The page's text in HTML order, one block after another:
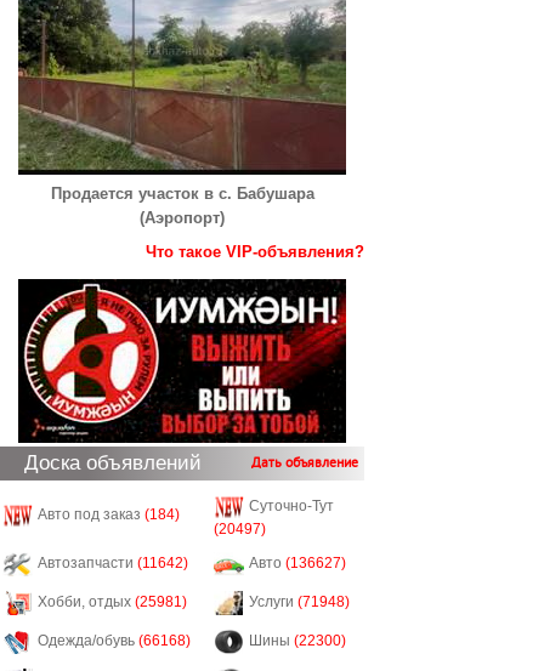
Продается участок в с. Бабушара
(Аэропорт)
Что такое VIP-объявления?
Доска объявлений Дать объявление
Авто под заказ (184)
Суточно-Тут
(20497)
Автозапчасти (11642) Авто (136627)
Хобби, отдых (25981) Услуги (71948)
Одежда/обувь (66168) Шины (22300)